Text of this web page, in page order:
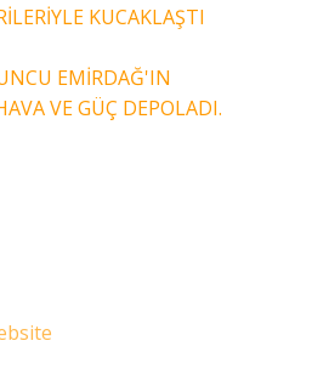
KUCAKLAŞTI
EMİRDAĞ'IN
VE GÜÇ DEPOLADI.